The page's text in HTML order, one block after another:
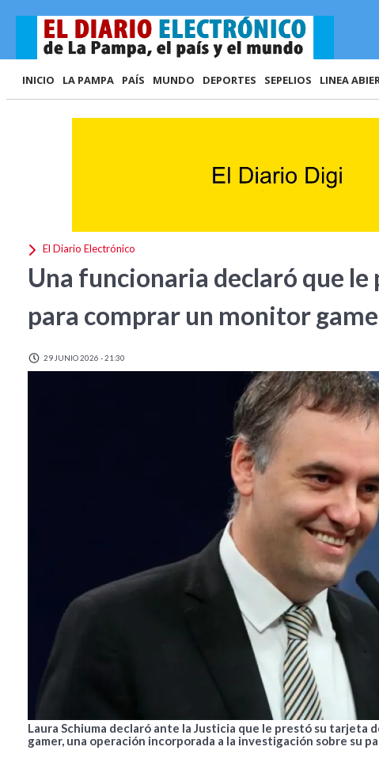
INICIO LA PAMPA PAÍS MUNDO DEPORTES SEPELIOS LINEA
El Diario Electrónico
Una funcionaria declaró que
para comprar un monitor
29 JUNIO 2026 - 21:30
Laura Schiuma declaró ante la Justicia que le prestó su
gamer, una operación incorporada a la investigación sobre su